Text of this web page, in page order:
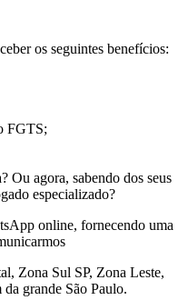
os seguintes benefícios:
FGTS;
Ou agora, sabendo dos seus
especializado?
online, fornecendo uma
Zona Sul SP, Zona Leste,
grande São Paulo.